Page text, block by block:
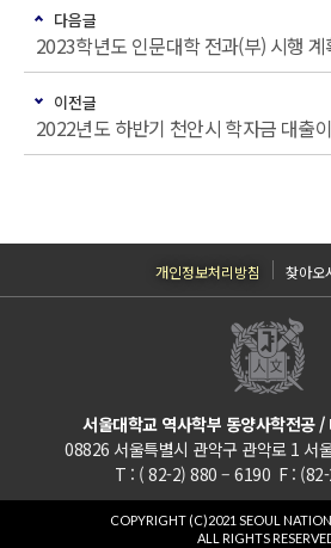
다음글
2023학년도 인문대학 전과(부) 시행 계
이전글
2022년도 하반기 천안시 학자금 대출
개인정보처리방침 찾아오
서울대학교 역사학부 동양사학전공
08826 서울특별시 관악구 관악로 1 서
T : ( 82-2) 880 – 6190 F :
COPYRIGHT (C)2021 SEOUL
ALL RIGHTS